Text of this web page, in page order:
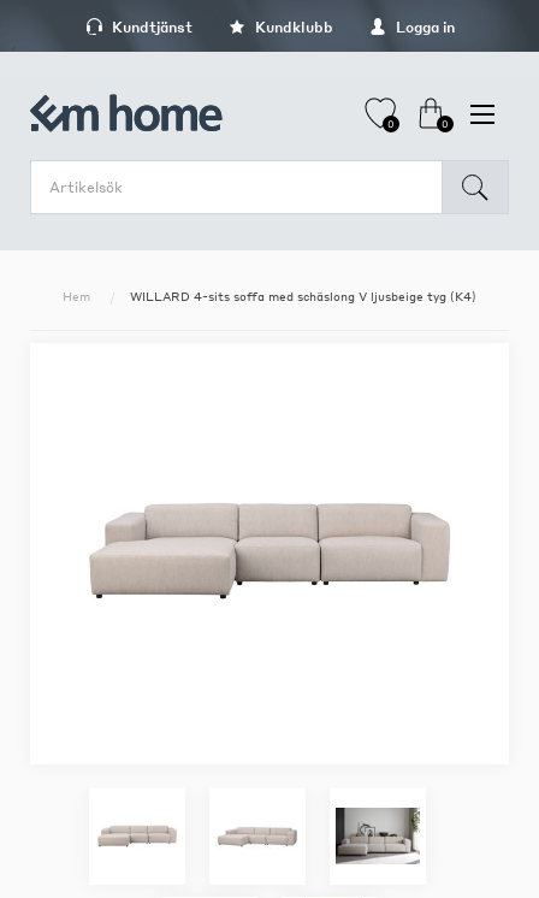
Kundtjänst Kundklubb Logga in
0 0
Hem WILLARD 4-sits soffa med schäslong V ljusbeige tyg (K4)